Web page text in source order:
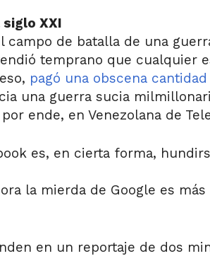
XXI
campo de batalla de una
temprano que cualquier
pagó una obscena
una guerra sucia
ende, en Venezolana de
es, en cierta forma,
la mierda de Google es
en un reportaje de dos